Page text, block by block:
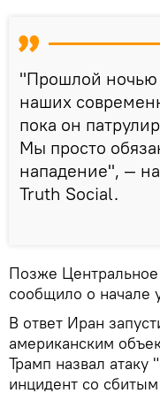
"Прошлой
наших
пока он
Мы просто
нападение", —
Truth Social.
Позже
сообщило о начале
В ответ Иран
американским
Трамп назвал
инцидент со